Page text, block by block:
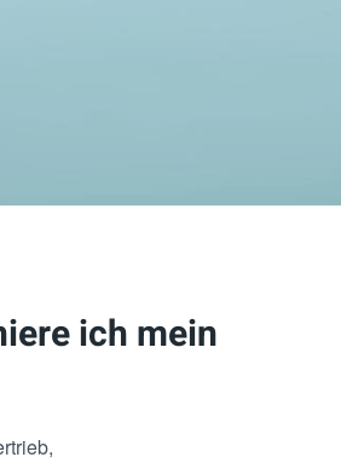
ich mein